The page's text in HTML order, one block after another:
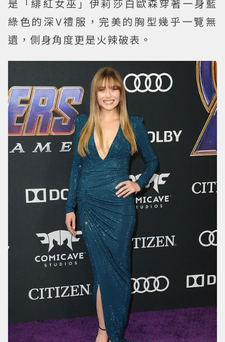
是「緋紅女巫」伊莉莎白歐森穿著一身藍
綠色的深V禮服，完美的胸型幾乎一覽無
遺，側身角度更是火辣破表。